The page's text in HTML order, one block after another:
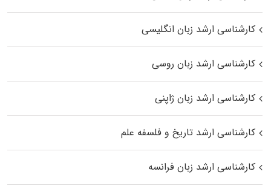
کارشناسی ارشد زبان انگلیسی
کارشناسی ارشد زبان روسی
کارشناسی ارشد زبان ژاپنی
کارشناسی ارشد تاریخ و فلسفه علم
کارشناسی ارشد زبان فرانسه